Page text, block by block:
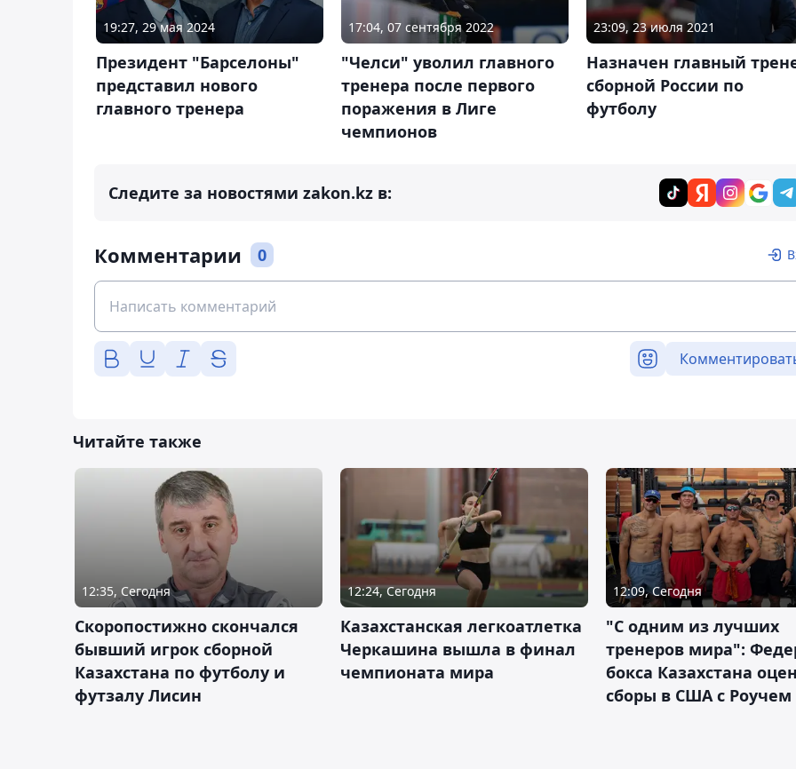
19:27, 29 мая 2024
Президент "Барселоны"
представил нового
главного тренера
17:04, 07 сентября 2022
"Челси" уволил главного
тренера после первого
поражения в Лиге
чемпионов
23:09, 23 июля 2021
Назначен главный
сборной России по
футболу
Следите за новостями zakon.kz в:
Комментарии 0
Читайте также
12:35, Сегодня
Скоропостижно скончался
бывший игрок сборной
Казахстана по футболу и
футзалу Лисин
12:24, Сегодня
Казахстанская легкоатлетка
Черкашина вышла в финал
чемпионата мира
12:09, Сегодня
"С одним из лучших
тренеров мира":
бокса Казахстана
сборы в США с Роучем